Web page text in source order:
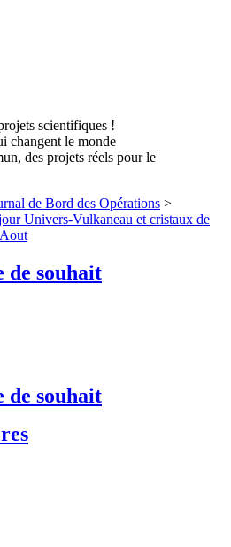
scientifiques !
changent le monde
des projets réels pour le
de Bord des Opérations >
Univers-Vulkaneau et cristaux de
de souhait
de souhait